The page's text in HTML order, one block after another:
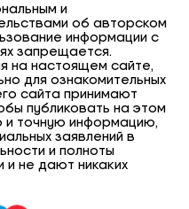
и
об авторском
информации с
запрещается.
на настоящем сайте,
для ознакомительных
сайта принимают
публиковать на этом
и точную информацию,
заявлений в
и полноты
и не дают никаких